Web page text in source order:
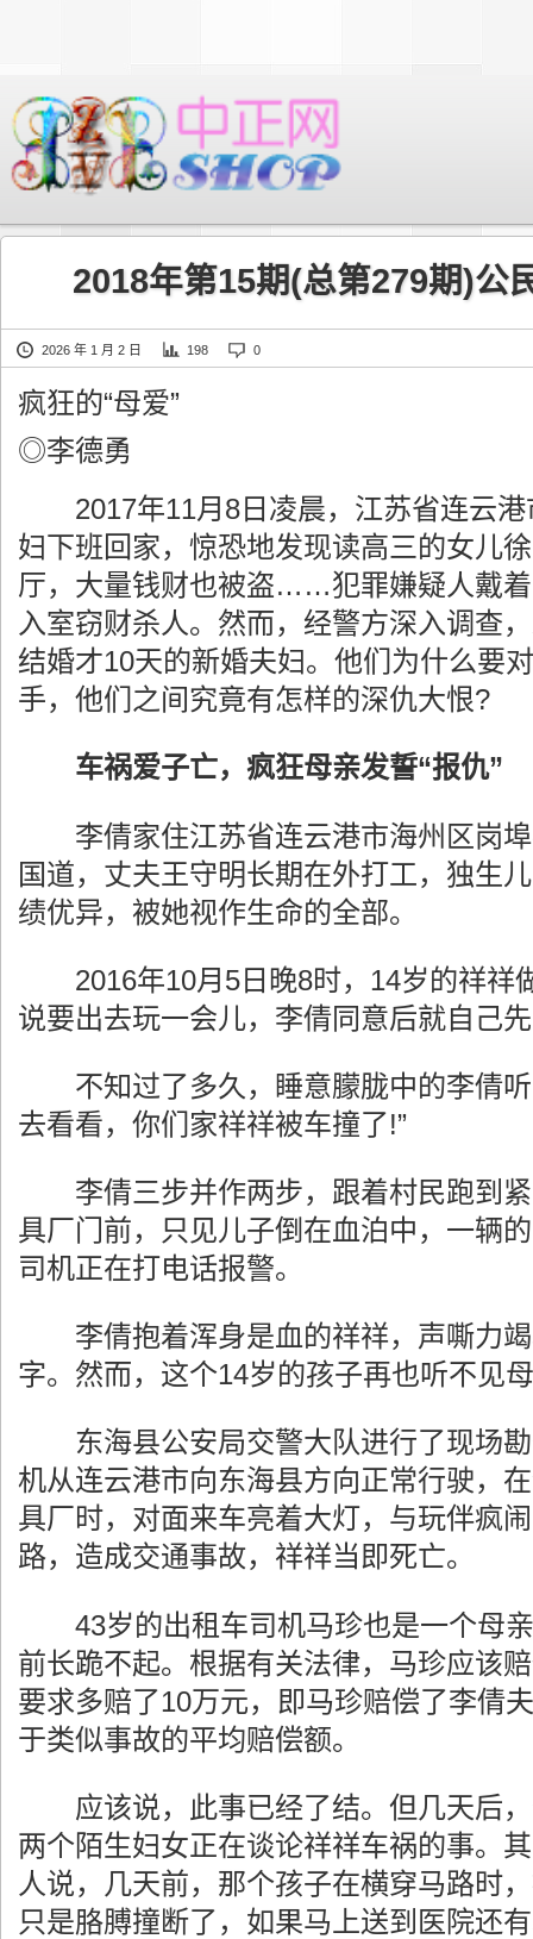
2018年第15期(总第279期)公
2026 年 1 月 2 日 198 0
疯狂的“母爱”
◎李德勇
2017年11月8日凌晨，江苏省连云港
妇下班回家，惊恐地发现读高三的女儿
厅，大量钱财也被盗……犯罪嫌疑人戴
入室窃财杀人。然而，经警方深入调查
结婚才10天的新婚夫妇。他们为什么要
手，他们之间究竟有怎样的深仇大恨?
车祸爱子亡，疯狂母亲发誓“报仇”
李倩家住江苏省连云港市海州区岗埠
国道，丈夫王守明长期在外打工，独生
绩优异，被她视作生命的全部。
2016年10月5日晚8时，14岁的祥祥
说要出去玩一会儿，李倩同意后就自己
不知过了多久，睡意朦胧中的李倩听
去看看，你们家祥祥被车撞了!”
李倩三步并作两步，跟着村民跑到紧
具厂门前，只见儿子倒在血泊中，一辆
司机正在打电话报警。
李倩抱着浑身是血的祥祥，声嘶力竭
字。然而，这个14岁的孩子再也听不
东海县公安局交警大队进行了现场勘
机从连云港市向东海县方向正常行驶，
具厂时，对面来车亮着大灯，与玩伴疯
路，造成交通事故，祥祥当即死亡。
43岁的出租车司机马珍也是一个母亲
前长跪不起。根据有关法律，马珍应该
要求多赔了10万元，即马珍赔偿了李倩
于类似事故的平均赔偿额。
应该说，此事已经了结。但几天后，
两个陌生妇女正在谈论祥祥车祸的事。
人说，几天前，那个孩子在横穿马路时
只是胳膊撞断了，如果马上送到医院还